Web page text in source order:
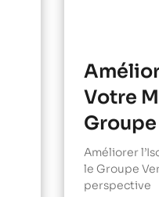
Votre
Améliorer
le Groupe
perspective